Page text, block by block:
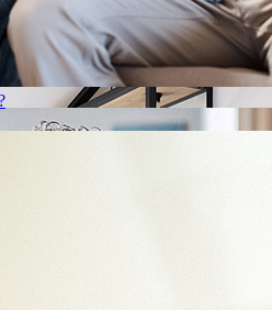
ou déléguer votre sécurité, à vous
Une installation adaptée à votre